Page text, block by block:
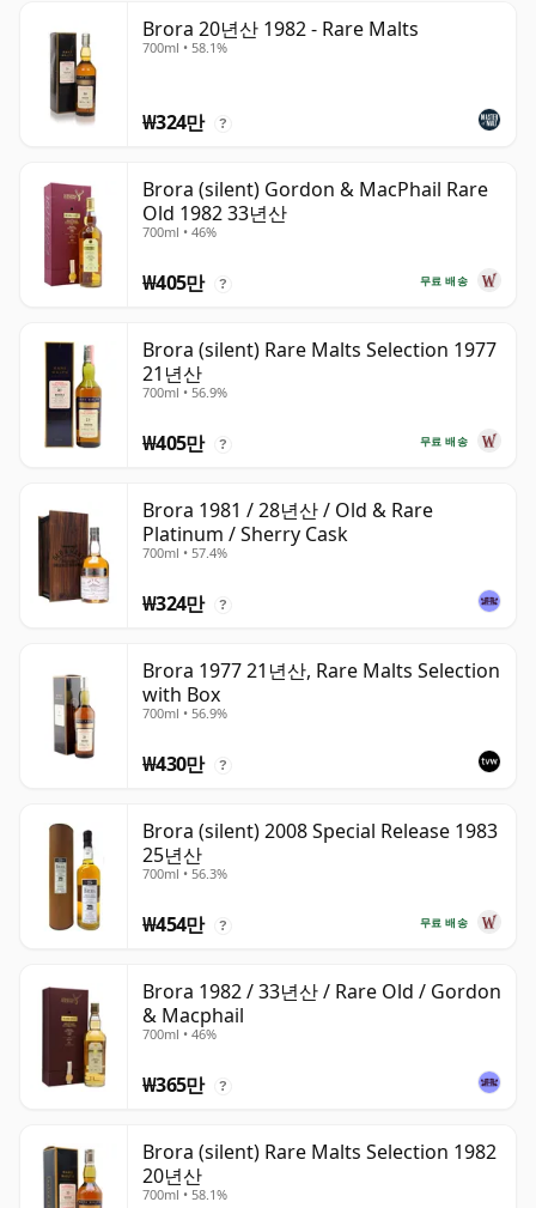
Brora 20년산 1982 - Rare Malts
700ml • 58.1%
₩324만 ?
Brora (silent) Gordon & MacPhail Rare
Old 1982 33년산
700ml • 46%
무료 배송
₩405만 ?
Brora (silent) Rare Malts Selection 1977
21년산
700ml • 56.9%
무료 배송
₩405만 ?
Brora 1981 / 28년산 / Old & Rare
Platinum / Sherry Cask
700ml • 57.4%
₩324만 ?
Brora 1977 21년산, Rare Malts Selection
with Box
700ml • 56.9%
₩430만 ?
Brora (silent) 2008 Special Release 1983
25년산
700ml • 56.3%
무료 배송
₩454만 ?
Brora 1982 / 33년산 / Rare Old / Gordon
& Macphail
700ml • 46%
₩365만 ?
Brora (silent) Rare Malts Selection 1982
20년산
700ml • 58.1%